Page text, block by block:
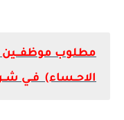
مطلوب موظفـــين
الاحــساء) فــي